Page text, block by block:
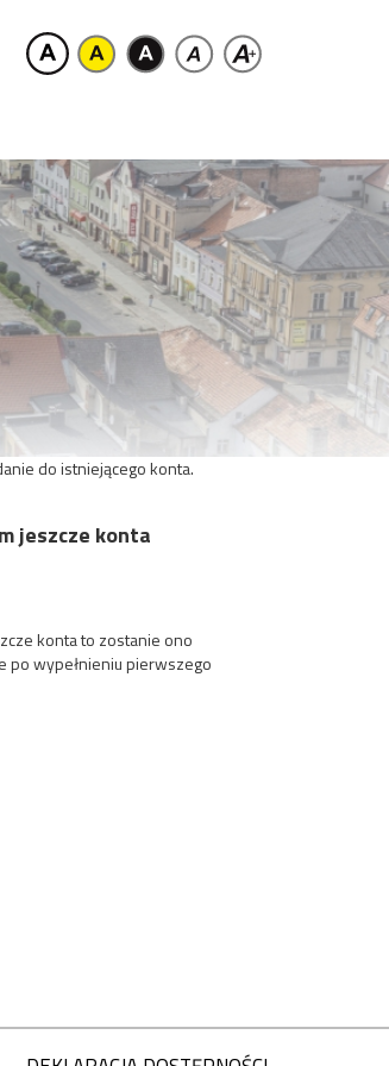
do istniejącego konta.
jeszcze konta
konta to zostanie ono
po wypełnieniu pierwszego